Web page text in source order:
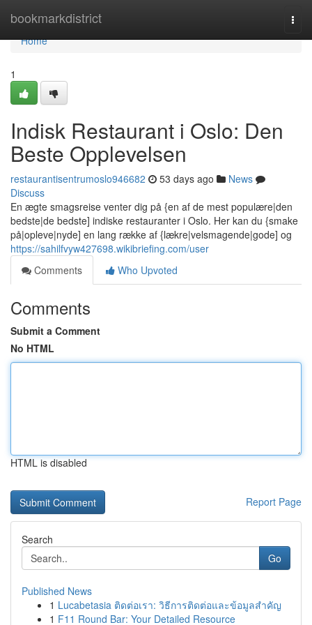
bookmarkdistrict
Home
Home
1
Indisk Restaurant i Oslo: Den
Beste Opplevelsen
restaurantisentrumoslo946682 53 days ago
News
Discuss
En ægte smagsreise venter dig på {en af de mest populære|den
bedste|de bedste] indiske restauranter i Oslo. Her kan du {smake
på|opleve|nyde] en lang række af {lækre|velsmagende|gode] og
https://sahilfvyw427698.wikibriefing.com/user
Comments
Who Upvoted
Comments
Submit a Comment
No HTML
HTML is disabled
Report Page
Search
Go
Published News
1 Lucabetasia ติดต่อเรา: วิธีการติดต่อและข้อมูลสำคัญ
1 F11 Round Bar: Your Detailed Resource